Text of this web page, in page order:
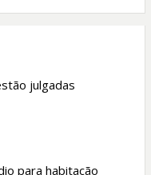
julgadas
para habitação